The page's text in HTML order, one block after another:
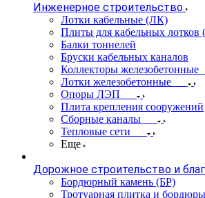
Инженерное строительство
Лотки кабельные (ЛК)
Плиты для кабельных
Балки тоннелей
Бруски кабельных каналов
Коллекторы железобетонные
Лотки железобетонные
Опоры ЛЭП
Плита крепления сооружений
Сборные каналы
Тепловые сети
Еще
Дорожное строительство и
Бордюрный камень (БР)
Тротуарная плитка и бордюры